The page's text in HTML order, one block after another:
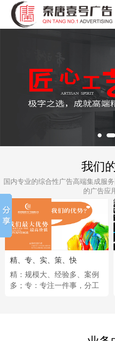
我们
国内专业的综合性广告高端集成服
的广告应
精、专、实、策、快
精：规模大、经验多、案例
多；专：专注一件事，分工